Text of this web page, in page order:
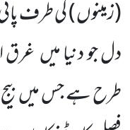
(زمینوں ) کی طرف
دل جو دنیا میں غرق
طرح ہے جس میں بیج